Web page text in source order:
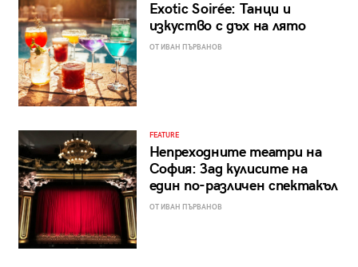
Exotic Soirée: Танци и
изкуство с дъх на лято
ОТ ИВАН ПЪРВАНОВ
FEATURE
Непреходните театри на
София: Зад кулисите на
един по-различен спектакъл
ОТ ИВАН ПЪРВАНОВ